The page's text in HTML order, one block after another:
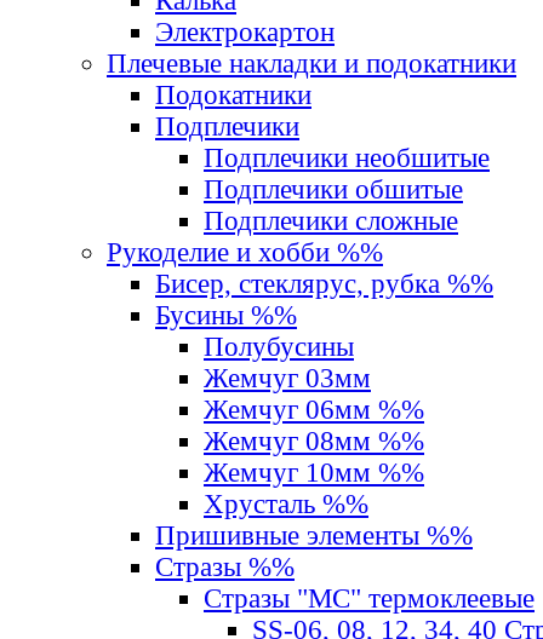
Электрокартон
Плечевые накладки и подокатники
Подокатники
Подплечики
Подплечики необшитые
Подплечики обшитые
Подплечики сложные
Рукоделие и хобби %%
Бисер, стеклярус, рубка %%
Бусины %%
Полубусины
Жемчуг 03мм
Жемчуг 06мм %%
Жемчуг 08мм %%
Жемчуг 10мм %%
Хрусталь %%
Пришивные элементы %%
Стразы %%
Стразы "MС" термоклеевые
SS-06, 08, 12, 34, 40